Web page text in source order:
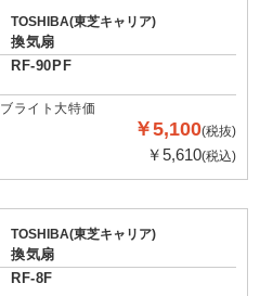
TOSHIBA(東芝キャリア)
換気扇
RF-90PF
ブライト大特価
￥5,100(税抜)
￥5,610(税込)
TOSHIBA(東芝キャリア)
換気扇
RF-8F